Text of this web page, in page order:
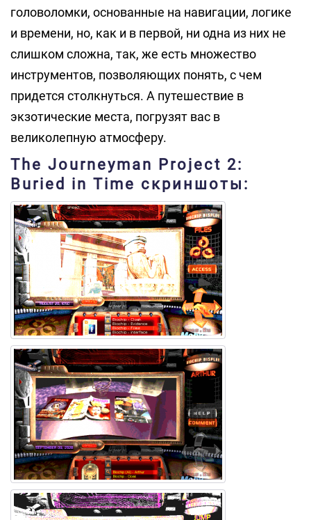
головоломки, основанные на навигации, логике
и времени, но, как и в первой, ни одна из них не
слишком сложна, так, же есть множество
инструментов, позволяющих понять, с чем
придется столкнуться. А путешествие в
экзотические места, погрузят вас в
великолепную атмосферу.
The Journeyman Project 2:
Buried in Time скриншоты: